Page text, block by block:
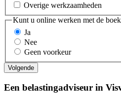
Overige werkzaamheden
Kunt u online werken met de
Ja
Nee
Geen voorkeur
Een belastingadviseur in